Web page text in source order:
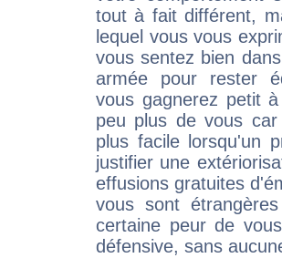
tout à fait différent,
lequel vous vous
vous sentez bien
armée pour rester
vous gagnerez petit
peu plus de vous
plus facile lorsqu'un
justifier une
effusions gratuites
vous sont
certaine peur de
défensive, sans